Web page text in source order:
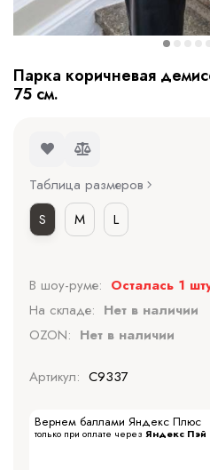
Парка коричневая
75 см.
Таблица размеров
S
M L
В шоу-руме: Осталась 1
На складе: Нет в наличии
OZON: Нет в наличии
Артикул: C9337
Вернем баллами Яндекс Плюс
только при оплате через Яндекс Пэй